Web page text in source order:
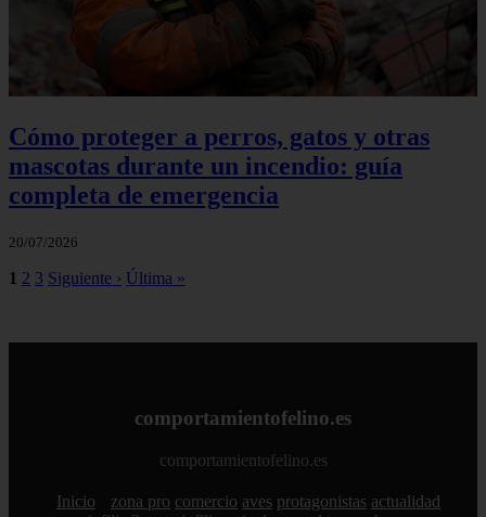
Cómo proteger a perros, gatos y otras
mascotas durante un incendio: guía
completa de emergencia
20/07/2026
1 2 3 Siguiente › Última »
comportamientofelino.es
comportamientofelino.es
Inicio zona pro comercio aves protagonistas actualidad